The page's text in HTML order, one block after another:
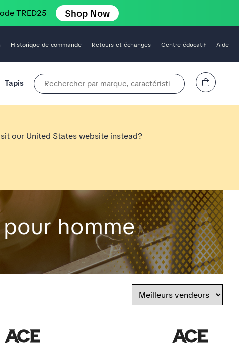
TRED25 Shop Now
Historique de commande Retours et échanges Centre éducatif Aide
Tapis Rechercher par marque, caractéristique, style, couleur, etc. Affichez le panier
our United States website instead?
homme
Trier
par